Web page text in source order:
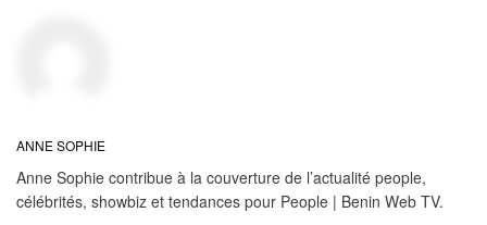
ANNE SOPHIE
Anne Sophie contribue à la couverture de l’actualité people,
célébrités, showbiz et tendances pour People | Benin Web TV.